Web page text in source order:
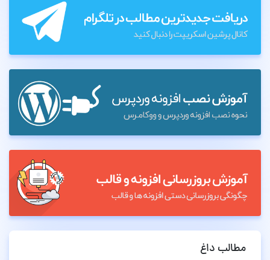
مطالب داغ